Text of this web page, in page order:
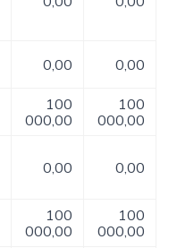
0,00 0,00
100
000,00
100
000,00
0,00 0,00
100
000,00
100
000,00